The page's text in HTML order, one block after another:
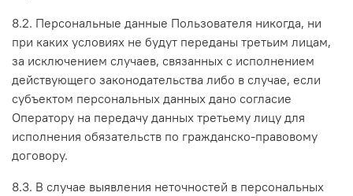
8.2. Персональные данные Пользователя никогда, ни
при каких условиях не будут переданы третьим лицам,
за исключением случаев, связанных с исполнением
действующего законодательства либо в случае, если
субъектом персональных данных дано согласие
Оператору на передачу данных третьему лицу для
исполнения обязательств по гражданско-правовому
договору.
8.3. В случае выявления неточностей в персональных